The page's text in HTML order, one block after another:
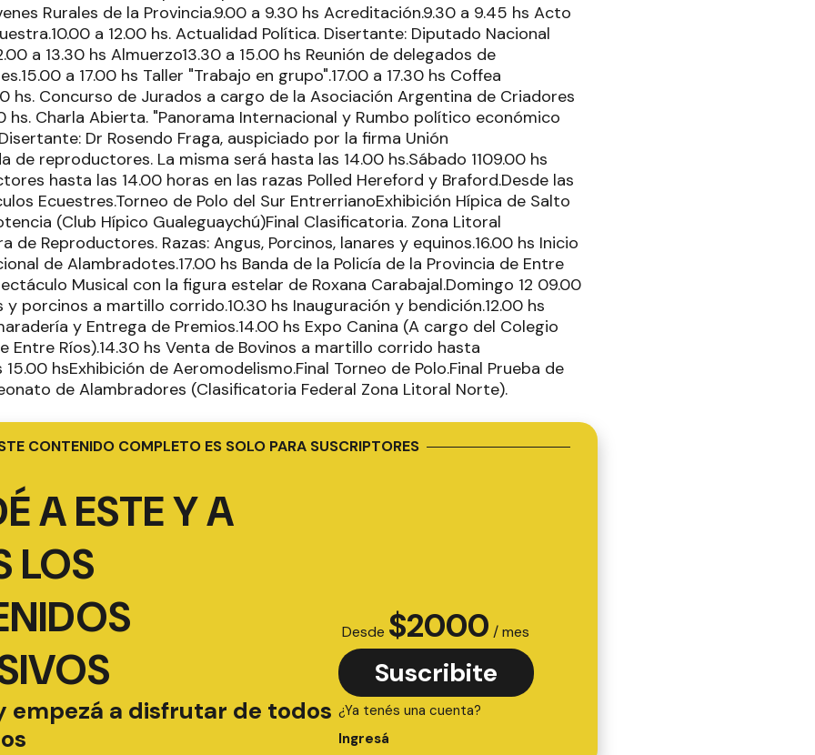
Rurales de la Provincia.9.00 a 9.30 hs Acreditación.9.30 a 9.45 hs Acto
a 12.00 hs. Actualidad Política. Disertante: Diputado Nacional
a 13.30 hs Almuerzo13.30 a 15.00 hs Reunión de delegados de
a 17.00 hs Taller "Trabajo en grupo".17.00 a 17.30 hs Coffea
hs. Concurso de Jurados a cargo de la Asociación Argentina de Criadores
hs. Charla Abierta. "Panorama Internacional y Rumbo político económico
Dr Rosendo Fraga, auspiciado por la firma Unión
de reproductores. La misma será hasta las 14.00 hs.Sábado 1109.00 hs
hasta las 14.00 horas en las razas Polled Hereford y Braford.Desde las
Ecuestres.Torneo de Polo del Sur EntrerrianoExhibición Hípica de Salto
(Club Hípico Gualeguaychú)Final Clasificatoria. Zona Litoral
de Reproductores. Razas: Angus, Porcinos, lanares y equinos.16.00 hs Inicio
de Alambradotes.17.00 hs Banda de la Policía de la Provincia de Entre
Musical con la figura estelar de Roxana Carabajal.Domingo 12 09.00
y porcinos a martillo corrido.10.30 hs Inauguración y bendición.12.00 hs
y Entrega de Premios.14.00 hs Expo Canina (A cargo del Colegio
Entre Ríos).14.30 hs Venta de Bovinos a martillo corrido hasta
15.00 hsExhibición de Aeromodelismo.Final Torneo de Polo.Final Prueba de
de Alambradores (Clasificatoria Federal Zona Litoral Norte).
CONTENIDO COMPLETO ES SOLO PARA SUSCRIPTORES
A ESTE Y A
LOS
empezá a disfrutar de todos
Desde $2000 / mes
Suscribite
¿Ya tenés una cuenta?
Ingresá